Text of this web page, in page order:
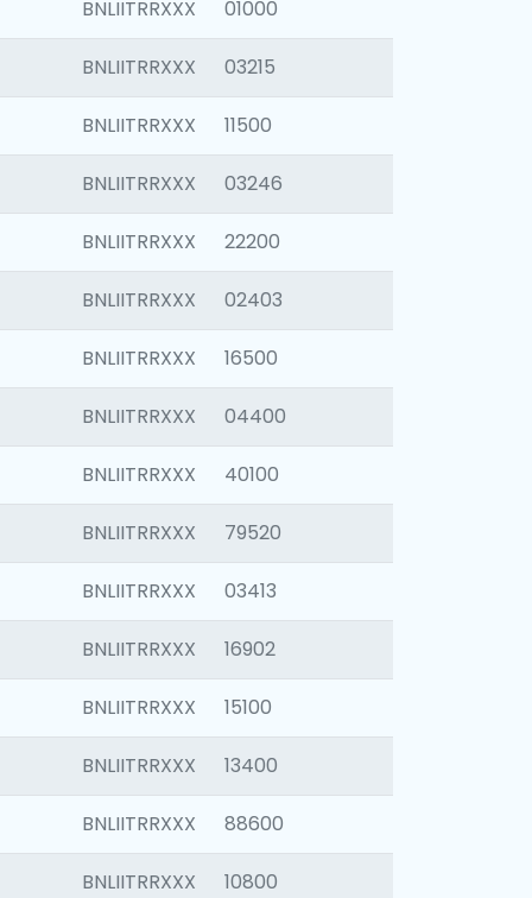
BNLIITRRXXX 01000
BNLIITRRXXX 03215
BNLIITRRXXX 11500
BNLIITRRXXX 03246
BNLIITRRXXX 22200
BNLIITRRXXX 02403
BNLIITRRXXX 16500
BNLIITRRXXX 04400
BNLIITRRXXX 40100
BNLIITRRXXX 79520
BNLIITRRXXX 03413
BNLIITRRXXX 16902
BNLIITRRXXX 15100
BNLIITRRXXX 13400
BNLIITRRXXX 88600
BNLIITRRXXX 10800